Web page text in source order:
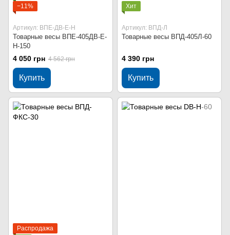
−11%
Артикул: ВПЕ-ДВ-Е-Н
Товарные весы ВПЕ-405ДВ-Е-
Н-150
4 050 грн 4 562 грн
Купить
Хит
Артикул: ВПД-Л
Товарные весы ВПД-405Л-60
4 390 грн
Купить
Распродажа